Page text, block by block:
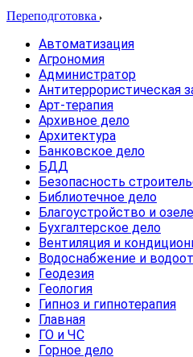
Переподготовка
Автоматизация
Агрономия
Администратор
Антитеррористическая
Арт-терапия
Архивное дело
Архитектура
Банковское дело
БДД
Безопасность
Библиотечное дело
Благоустройство и
Бухгалтерское дело
Вентиляция и
Водоснабжение и
Геодезия
Геология
Гипноз и гипнотерапия
Главная
ГО и ЧС
Горное дело